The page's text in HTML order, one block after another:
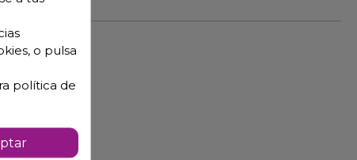
o pulsa
política de